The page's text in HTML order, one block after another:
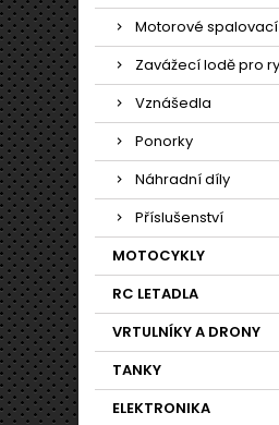
Motorové spalovací
Zavážecí lodě pro
Vznášedla
Ponorky
Náhradní díly
Příslušenství
MOTOCYKLY
RC LETADLA
VRTULNÍKY A DRONY
TANKY
ELEKTRONIKA